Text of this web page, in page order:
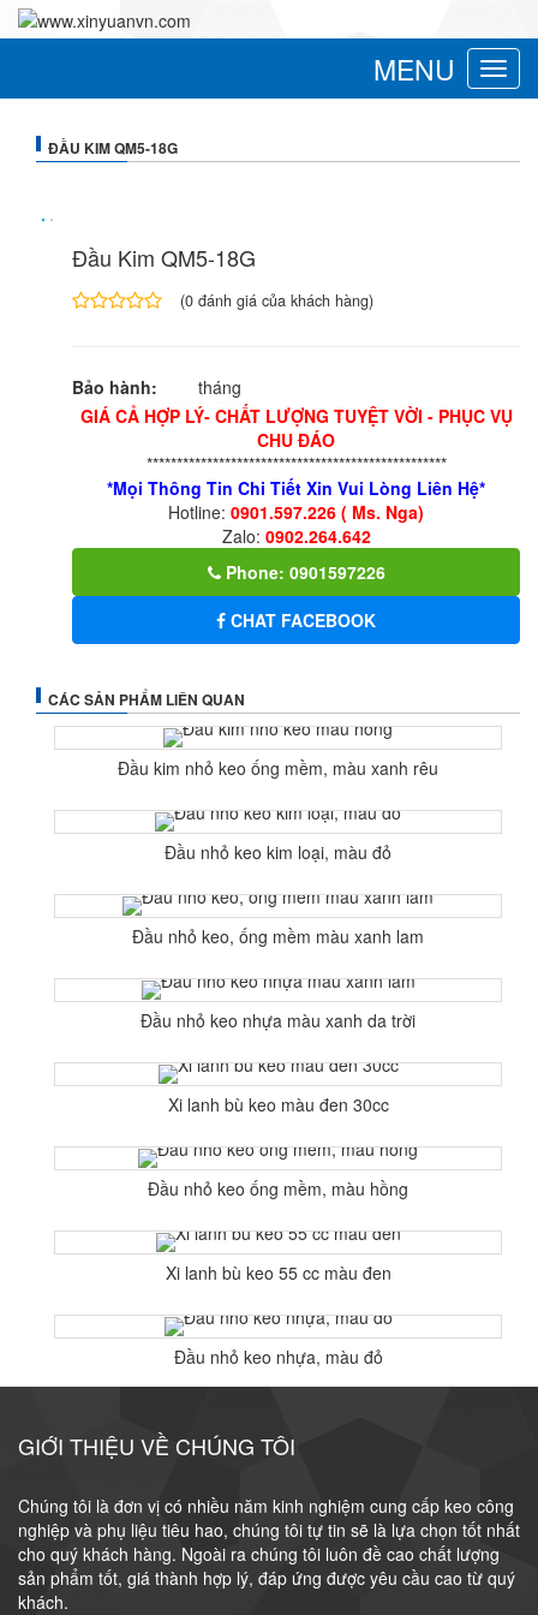
Toggle
MENU
ĐẦU KIM QM5-18G
Đầu Kim QM5-18G
dựa
trên
đánh
(0 đánh giá của khách hàng)
Bảo hành:
tháng
GIÁ CẢ HỢP LÝ- CHẤT LƯỢNG TUYỆT VỜI - PHỤC VỤ
CHU ĐÁO
**************************************************
*Mọi Thông Tin Chi Tiết Xin Vui Lòng Liên Hệ*
Hotline: 0901.597.226 ( Ms. Nga)
Zalo: 0902.264.642
Phone: 0901597226
CHAT FACEBOOK
CÁC SẢN PHẨM LIÊN QUAN
Đầu kim nhỏ keo ống mềm, màu xanh rêu
Đầu nhỏ keo kim loại, màu đỏ
Đầu nhỏ keo, ống mềm màu xanh lam
Đầu nhỏ keo nhựa màu xanh da trời
Xi lanh bù keo màu đen 30cc
Đầu nhỏ keo ống mềm, màu hồng
Xi lanh bù keo 55 cc màu đen
Đầu nhỏ keo nhựa, màu đỏ
GIỚI THIỆU VỀ CHÚNG TÔI
Chúng tôi là đơn vị có nhiều năm kinh nghiệm cung cấp keo công
nghiệp và phụ liệu tiêu hao, chúng tôi tự tin sẽ là lựa chọn tốt nhất
cho quý khách hàng. Ngoài ra chúng tôi luôn đề cao chất lượng
sản phẩm tốt, giá thành hợp lý, đáp ứng được yêu cầu cao từ quý
khách.